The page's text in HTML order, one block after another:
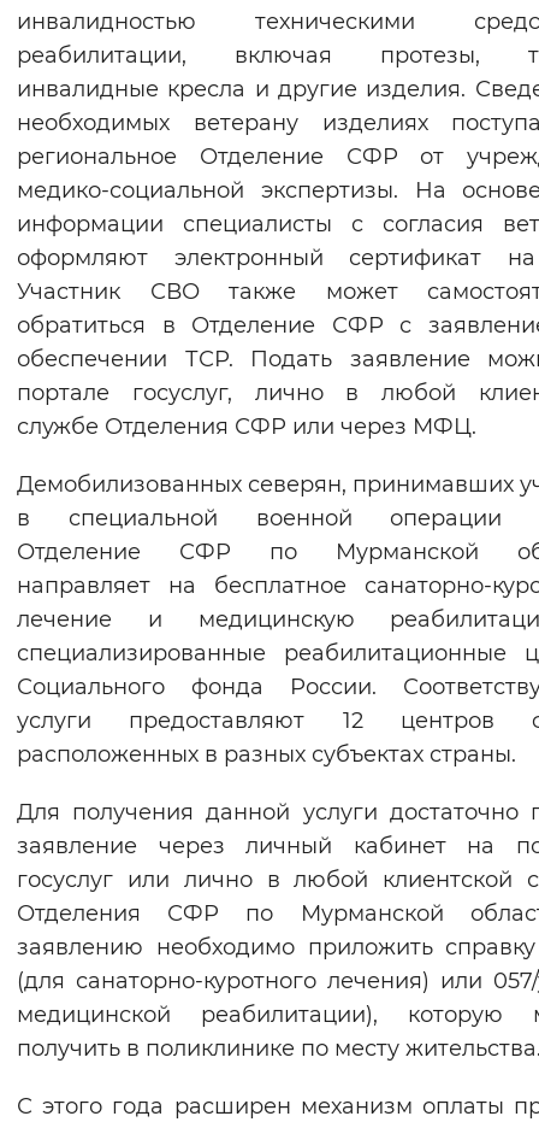
инвалидностью техническими
реабилитации, включая протезы,
инвалидные кресла и другие изделия.
необходимых ветерану изделиях
региональное Отделение СФР от
медико-социальной экспертизы. На
информации специалисты с согласия
оформляют электронный сертификат
Участник СВО также может
обратиться в Отделение СФР с
обеспечении ТСР. Подать заявление
портале госуслуг, лично в любой
службе Отделения СФР или через МФЦ.
Демобилизованных северян, принимавших
в специальной военной операции
Отделение СФР по Мурманской
направляет на бесплатное санаторно-
лечение и медицинскую
специализированные реабилитационные
Социального фонда России.
услуги предоставляют 12 центров
расположенных в разных субъектах страны.
Для получения данной услуги достаточно
заявление через личный кабинет на
госуслуг или лично в любой клиентской
Отделения СФР по Мурманской
заявлению необходимо приложить
(для санаторно-куротного лечения) или
медицинской реабилитации), которую
получить в поликлинике по месту
С этого года расширен механизм оплаты